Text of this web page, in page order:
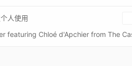
人使用
featuring Chloé d'Apchier from The